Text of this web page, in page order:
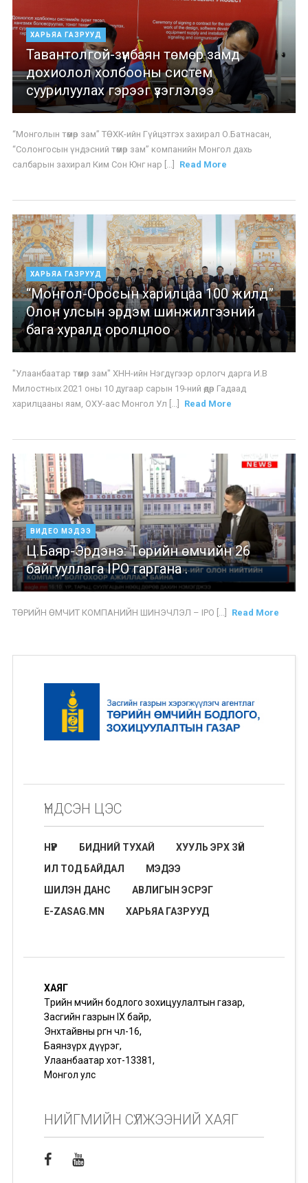
ХАРЬЯА ГАЗРУУД
Тавантолгой-зүүнбаян төмөр замд
дохиолол холбооны систем
суурилуулах гэрээг үзэглэлээ
“Монголын төмөр зам” ТӨХК-ийн Гүйцэтгэх захирал О.Батнасан,
“Солонгосын үндэсний төмөр зам” компанийн Монгол дахь
салбарын захирал Ким Сон Юнг нар [...]
Read More
ХАРЬЯА ГАЗРУУД
“Монгол-Оросын харилцаа 100 жилд”
Олон улсын эрдэм шинжилгээний
бага хуралд оролцлоо
"Улаанбаатар төмөр зам" ХНН-ийн Нэгдүгээр орлогч дарга И.В
Милостных 2021 оны 10 дугаар сарын 19-ний өдөр Гадаад
харилцааны яам, ОХУ-аас Монгол Ул [...]
Read More
ВИДЕО МЭДЭЭ
Ц.Баяр-Эрдэнэ: Төрийн өмчийн 26
байгууллага IPO гаргана .
ТӨРИЙН ӨМЧИТ КОМПАНИЙН ШИНЭЧЛЭЛ – IPO [...] Read More
ҮНДСЭН ЦЭС
НҮҮР БИДНИЙ ТУХАЙ
ХУУЛЬ ЭРХ ЗҮЙ
ИЛ ТОД БАЙДАЛ
МЭДЭЭ
ШИЛЭН ДАНС
АВЛИГЫН ЭСРЭГ
E-ZASAG.MN
ХАРЬЯА ГАЗРУУД
ХАЯГ
Төрийн өмчийн бодлого зохицуулалтын газар,
Засгийн газрын IX байр,
Энхтайвны өргөн чөлөө-16,
Баянзүрх дүүрэг,
Улаанбаатар хот-13381,
Монгол улс
НИЙГМИЙН СҮЛЖЭЭНИЙ ХАЯГ